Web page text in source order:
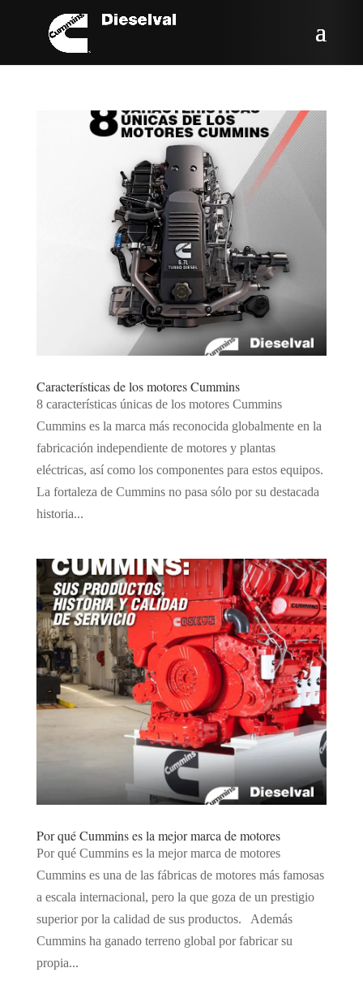
Características de los motores Cummins
8 características únicas de los motores Cummins
Cummins es la marca más reconocida globalmente en la
fabricación independiente de motores y plantas
eléctricas, así como los componentes para estos equipos.
La fortaleza de Cummins no pasa sólo por su destacada
historia...
Por qué Cummins es la mejor marca de motores
Por qué Cummins es la mejor marca de motores
Cummins es una de las fábricas de motores más famosas
a escala internacional, pero la que goza de un prestigio
superior por la calidad de sus productos. Además
Cummins ha ganado terreno global por fabricar su
propia...